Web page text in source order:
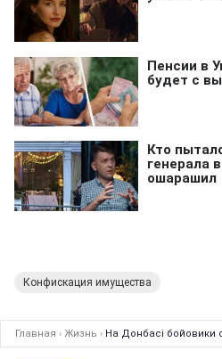
Конфискация имущества
Главная › Жизнь › На Донбасі бойовики